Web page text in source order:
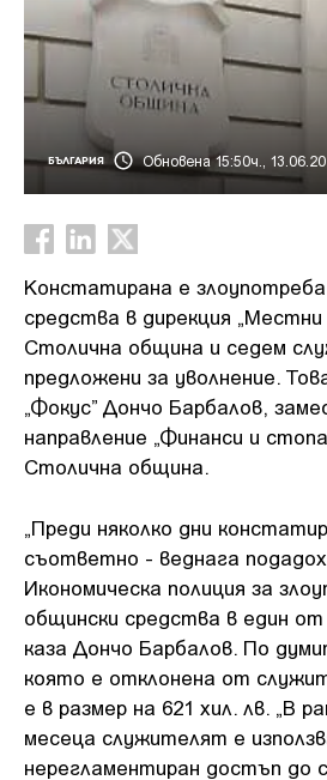
БЪЛГАРИЯ Обновена 15:50ч.,
Констатирана е
средства в дирекция
Столична община и седем
предложени за уволнение.
„Фокус” Дончо Барбалов,
направление „Финанси и
Столична община.
„Преди няколко дни
съответно - веднага
Икономическа полиция за
общински средства в един от
каза Дончо Барбалов. По
която е отклонена от
е в размер на 621 хил. лв. „В
месеца служителят е
нерегламентиран достъп до